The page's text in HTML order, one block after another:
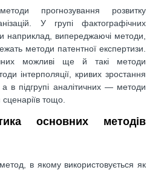
прогнозування розвитку
У групі фактографічних
наприклад, випереджаючі методи,
методи патентної експертизи.
можливі ще й такі методи
інтерполяції, кривих зростання
в підгрупі аналітичних — методи
тощо.
основних методів
в якому використовується як